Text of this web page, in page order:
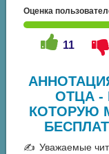
Оценка
11
ОТЦА -
КОТОРУЮ
✍️ Уважаемые